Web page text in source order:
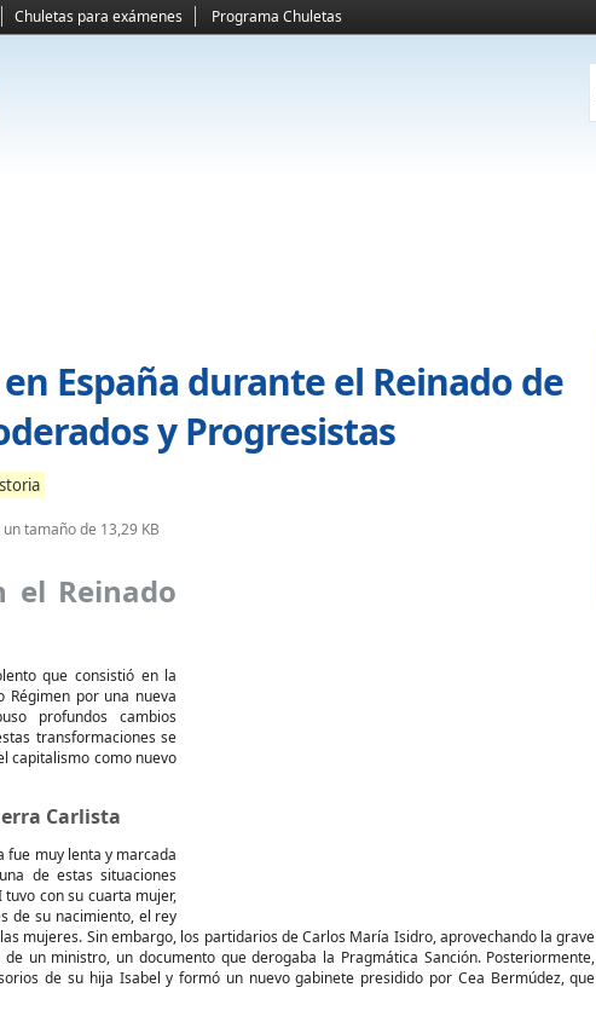
Chuletas para exámenes Programa Chuletas
España durante el Reinado de
y Progresistas
tamaño de 13,29 KB
el Reinado
que consistió en la
Régimen por una nueva
profundos cambios
transformaciones se
capitalismo como nuevo
Carlista
fue muy lenta y marcada
de estas situaciones
tuvo con su cuarta mujer,
de su nacimiento, el rey
mujeres. Sin embargo, los partidarios de Carlos María Isidro, aprovechando la grave
un ministro, un documento que derogaba la Pragmática Sanción. Posteriormente,
de su hija Isabel y formó un nuevo gabinete presidido por Cea Bermúdez, que